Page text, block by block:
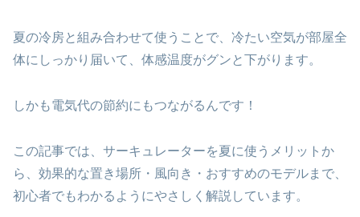
夏の冷房と組み合わせて使うことで、冷たい空気が部屋全
体にしっかり届いて、体感温度がグンと下がります。
しかも電気代の節約にもつながるんです！
この記事では、サーキュレーターを夏に使うメリットか
ら、効果的な置き場所・風向き・おすすめのモデルまで、
初心者でもわかるようにやさしく解説しています。